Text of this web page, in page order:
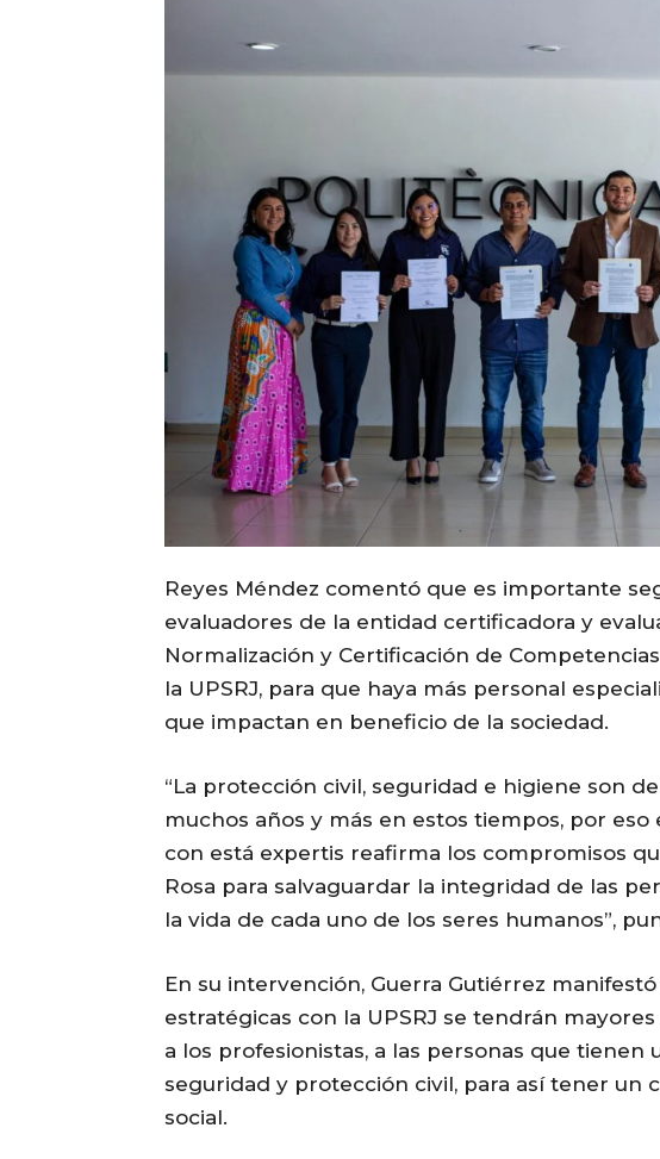
Reyes Méndez comentó que es importante
evaluadores de la entidad certificadora y
Normalización y Certificación de
la UPSRJ, para que haya más personal
que impactan en beneficio de la sociedad.
“La protección civil, seguridad e higiene son
muchos años y más en estos tiempos, por
con está expertis reafirma los compromisos
Rosa para salvaguardar la integridad de las
la vida de cada uno de los seres humanos”,
En su intervención, Guerra Gutiérrez
estratégicas con la UPSRJ se tendrán
a los profesionistas, a las personas que tienen
seguridad y protección civil, para así tener un
social.